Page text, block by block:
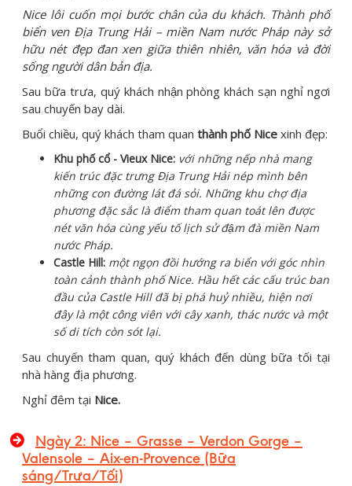
Nice lôi cuốn mọi bước chân của du khách. Thành phố
biển ven Địa Trung Hải – miền Nam nước Pháp này sở
hữu nét đẹp đan xen giữa thiên nhiên, văn hóa và đời
sống người dân bản địa.
Sau bữa trưa, quý khách nhận phòng khách sạn nghỉ ngơi
sau chuyến bay dài.
Buổi chiều, quý khách tham quan thành phố Nice xinh đẹp:
Khu phố cổ - Vieux Nice: với những nếp nhà mang
kiến trúc đặc trưng Địa Trung Hải nép mình bên
những con đường lát đá sỏi. Những khu chợ địa
phương đặc sắc là điểm tham quan toát lên được
nét văn hóa cùng yếu tố lịch sử đậm đà miền Nam
nước Pháp.
Castle Hill: một ngọn đồi hướng ra biển với góc nhìn
toàn cảnh thành phố Nice. Hầu hết các cấu trúc ban
đầu của Castle Hill đã bị phá huỷ nhiều, hiện nơi
đây là một công viên với cây xanh, thác nước và một
số di tích còn sót lại.
Sau chuyến tham quan, quý khách đến dùng bữa tối tại
nhà hàng địa phương.
Nghỉ đêm tại Nice.
Ngày 2: Nice – Grasse – Verdon Gorge –
Valensole – Aix-en-Provence (Bữa
sáng/Trưa/Tối)